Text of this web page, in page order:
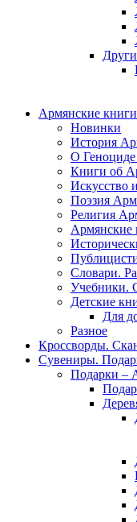
Армянские книги
Новинки
История
О
Книги об
Иcкусство
Поэзия
Религия
Армянские
Словари.
Учебники.
Детские
Для
Разное
Кроссворды.
Сувениры.
Подарки –